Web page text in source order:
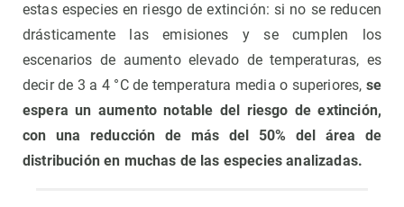
estas especies en riesgo de extinción: si no se reducen
drásticamente las emisiones y se cumplen los
escenarios de aumento elevado de temperaturas, es
decir de 3 a 4 °C de temperatura media o superiores, se
espera un aumento notable del riesgo de extinción,
con una reducción de más del 50% del área de
distribución en muchas de las especies analizadas.